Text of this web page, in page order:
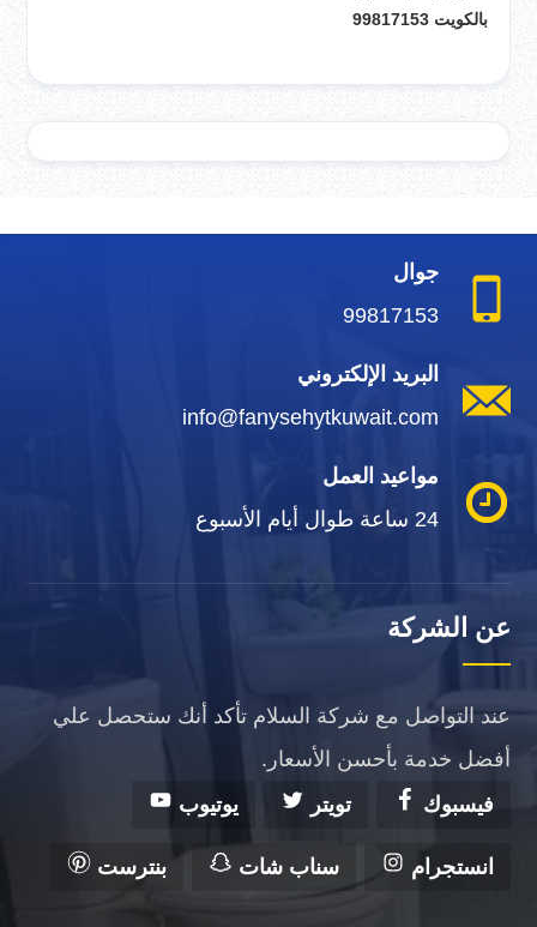
بالكويت 99817153
جوال
99817153
البريد الإلكتروني
info@fanysehytkuwait.com
مواعيد العمل
24 ساعة طوال أيام الأسبوع
عن الشركة
عند التواصل مع شركة السلام تأكد أنك ستحصل علي
أفضل خدمة بأحسن الأسعار.
فيسبوك
تويتر يوتيوب
انستجرام سناب شات بنترست